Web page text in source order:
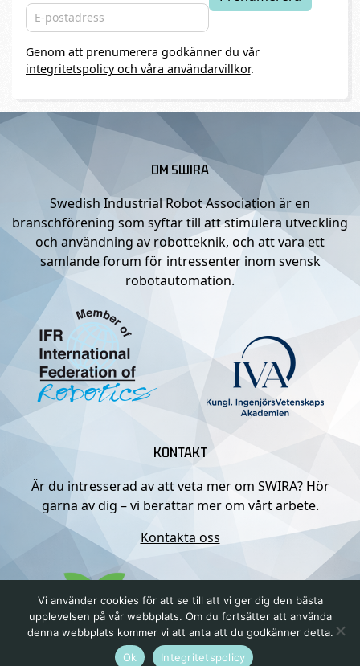
Genom att prenumerera godkänner du vår
integritetspolicy och våra användarvillkor.
OM SWIRA
Swedish Industrial Robot Association är en
branschförening som syftar till att stimulera utveckling
och användning av robotteknik, och att vara ett
samlande forum för intressenter inom svensk
robotautomation.
KONTAKT
Är du intresserad av att veta mer om SWIRA? Hör
gärna av dig – vi berättar mer om vårt arbete.
Kontakta oss
Vi använder cookies för att se till att vi ger dig den bästa
upplevelsen på vår webbplats. Om du fortsätter att använda
denna webbplats kommer vi att anta att du godkänner detta.
Ok
Integritetspolicy